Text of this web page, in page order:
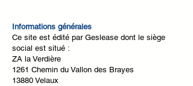
Informations générales
Ce site est édité par Geslease dont le siège
social est situé :
ZA la Verdière
1261 Chemin du Vallon des Brayes
13880 Velaux